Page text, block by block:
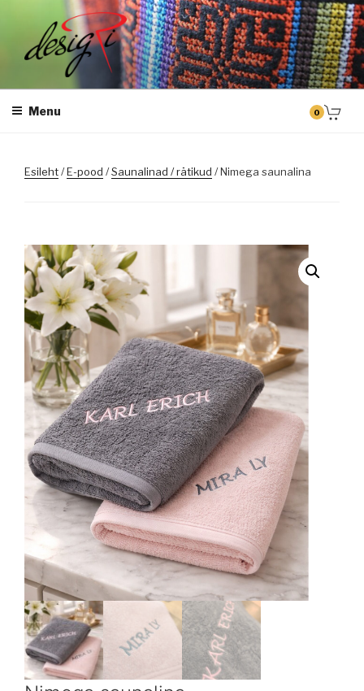
content
DESIGRI
Masintikkimine, tiimiriided, logo riietele tikkimine, kodukoha pusad,
Menu 0
Esileht/E-pood /Saunalinad / rätikud / Nimega saunalina